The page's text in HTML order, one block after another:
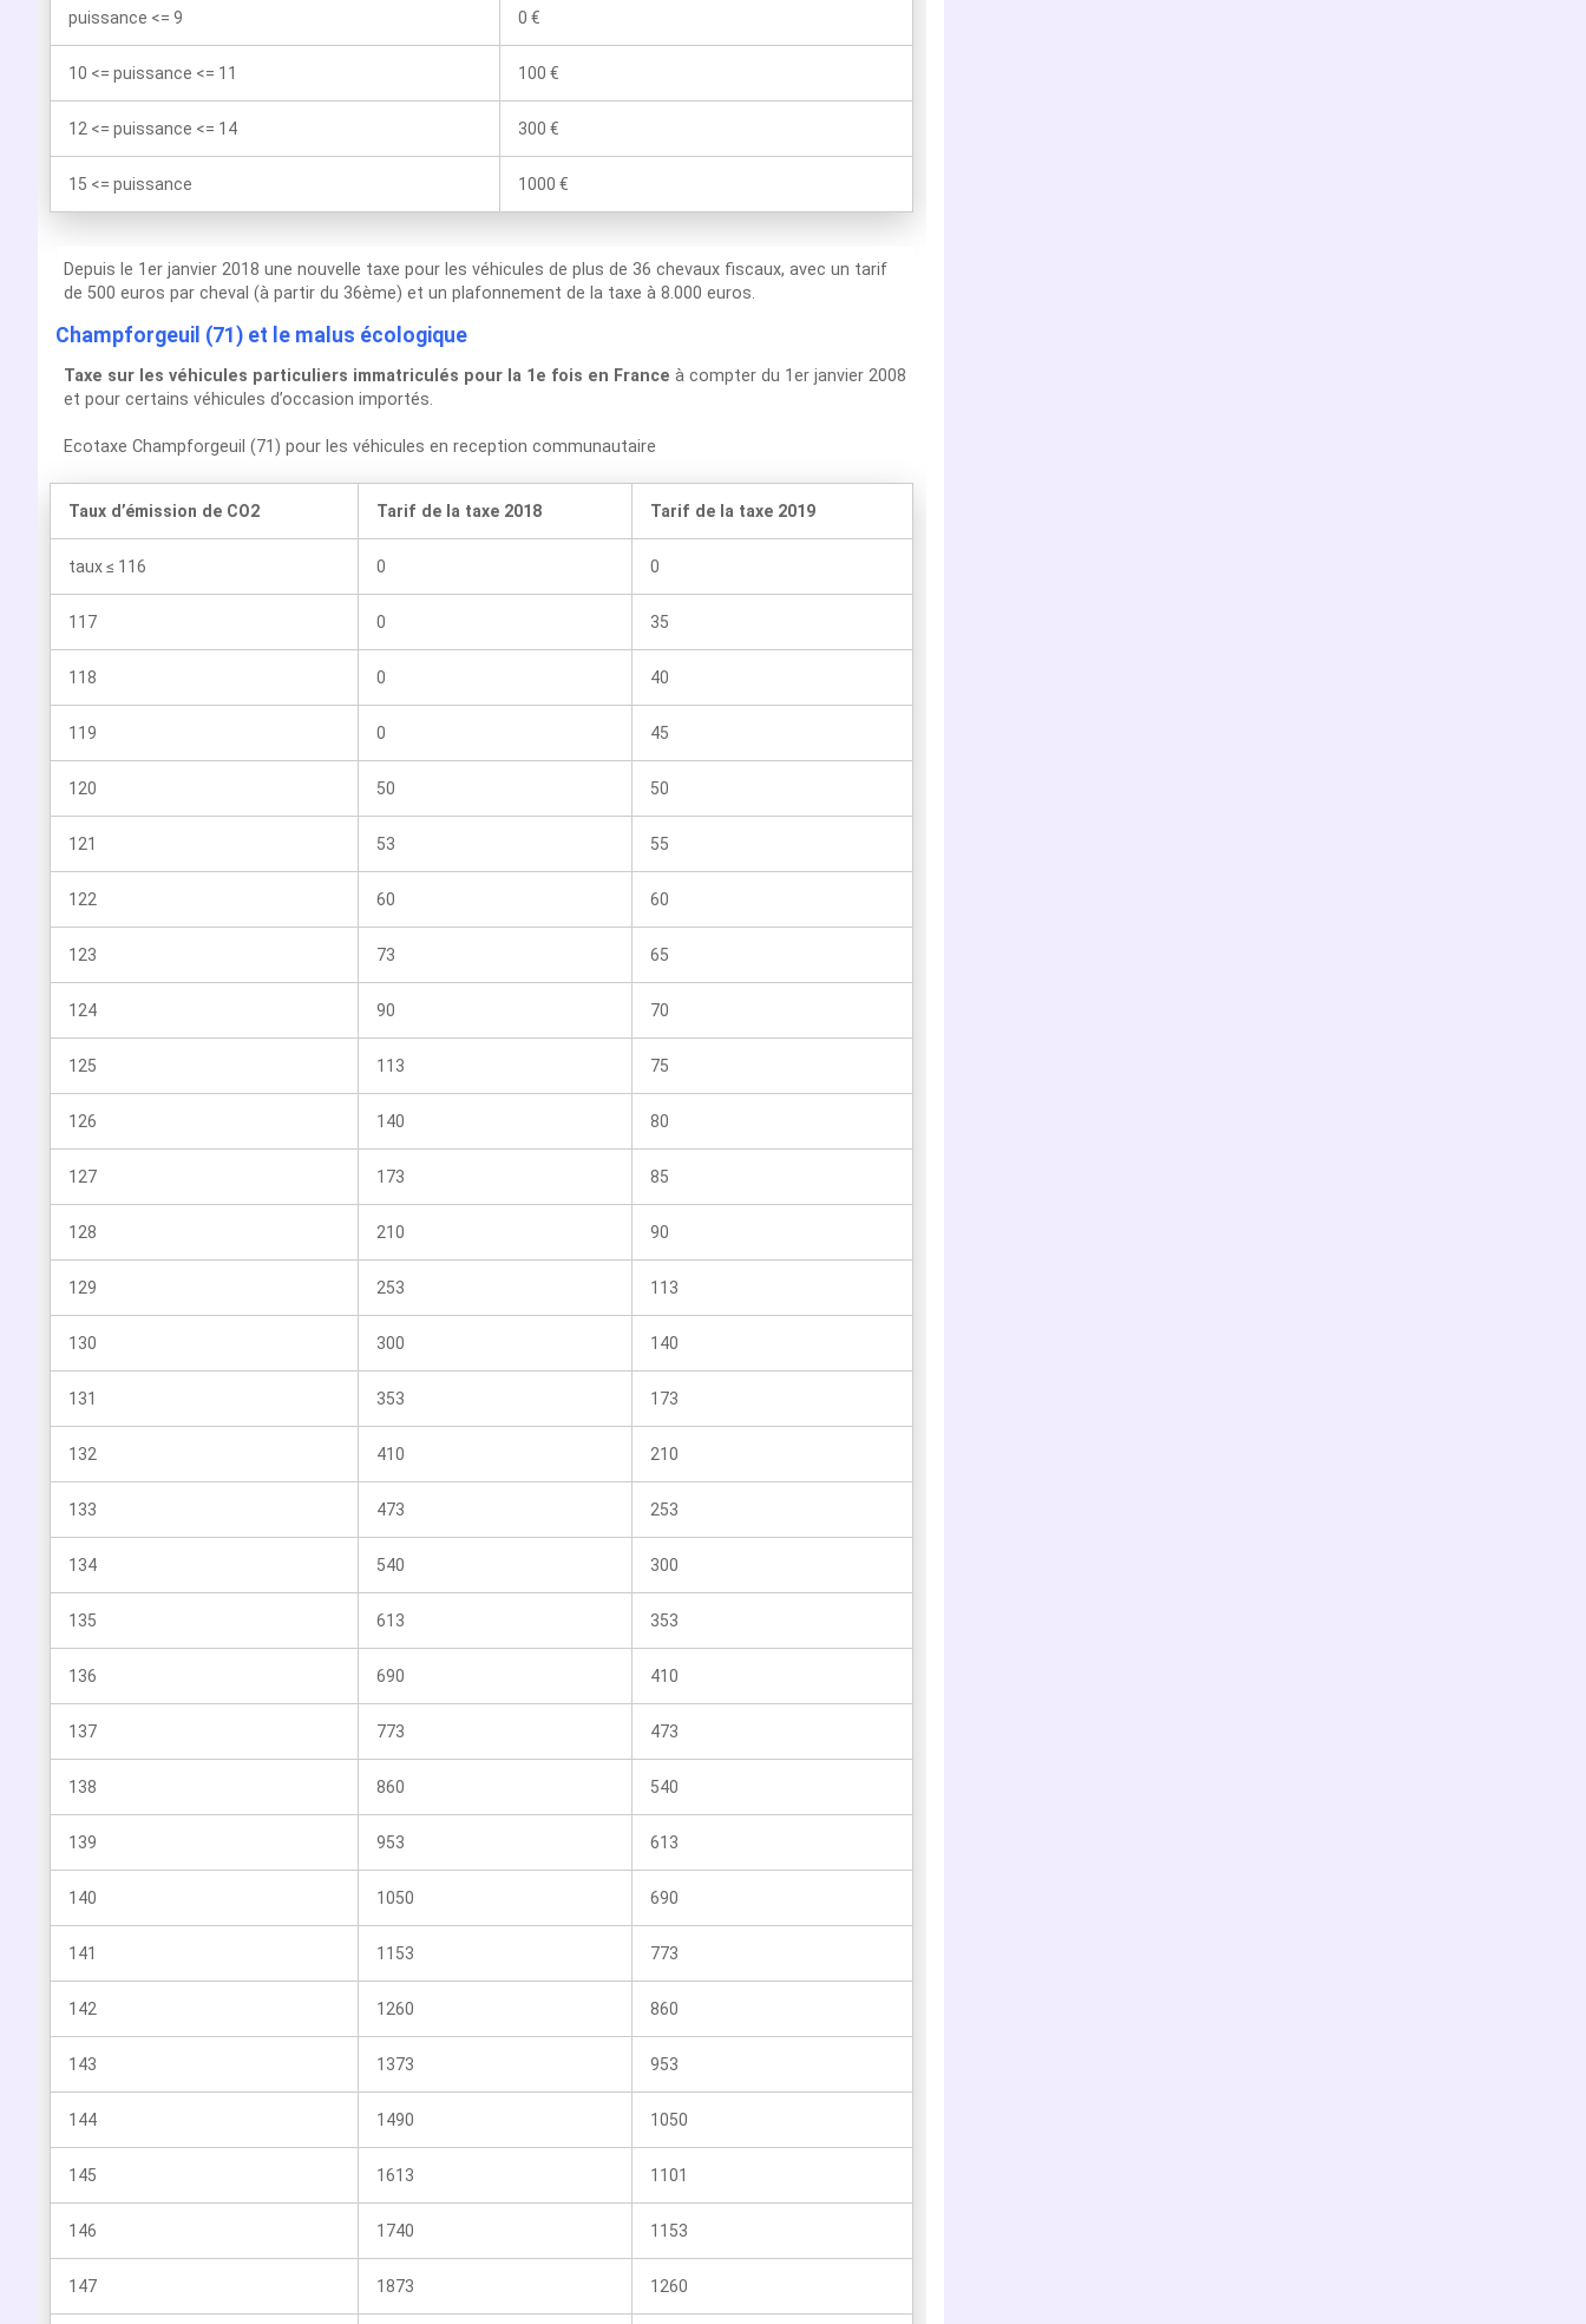
puissance <= 9 0 €
10 <= puissance <= 11 100 €
12 <= puissance <= 14 300 €
15 <= puissance 1000 €
Depuis le 1er janvier 2018 une nouvelle taxe pour les véhicules de plus de 36 chevaux fiscaux, avec un tarif
de 500 euros par cheval (à partir du 36ème) et un plafonnement de la taxe à 8.000 euros.
Champforgeuil (71) et le malus écologique
Taxe sur les véhicules particuliers immatriculés pour la 1e fois en France à compter du 1er janvier 2008
et pour certains véhicules d’occasion importés.
Ecotaxe Champforgeuil (71) pour les véhicules en reception communautaire
Taux d’émission de CO2 Tarif de la taxe 2018 Tarif de la taxe 2019
taux ≤ 116 0 0
117 0 35
118 0 40
119 0 45
120 50 50
121 53 55
122 60 60
123 73 65
124 90 70
125 113 75
126 140 80
127 173 85
128 210 90
129 253 113
130 300 140
131 353 173
132 410 210
133 473 253
134 540 300
135 613 353
136 690 410
137 773 473
138 860 540
139 953 613
140 1050 690
141 1153 773
142 1260 860
143 1373 953
144 1490 1050
145 1613 1101
146 1740 1153
147 1873 1260